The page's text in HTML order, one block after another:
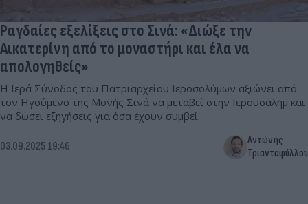
Ραγδαίες εξελίξεις στο Σινά: «Διώξε την
Αικατερίνη από το μοναστήρι και έλα να
απολογηθείς»
Η Ιερά Σύνοδος του Πατριαρχείου Ιεροσολύμων αξιώνει από
τον Ηγούμενο της Μονής Σινά να μεταβεί στην Ιερουσαλήμ και
να δώσει εξηγήσεις για όσα έχουν συμβεί.
03.09.2025 19:46
Αντώνης
Τριανταφύλλου